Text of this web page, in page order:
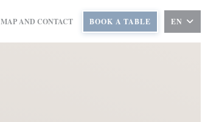
MAP AND CONTACT BOOK A TABLE EN